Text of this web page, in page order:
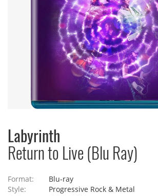
Labyrinth
Return to Live (Blu Ray)
Format:
Blu-ray
Style:
Progressive Rock & Metal